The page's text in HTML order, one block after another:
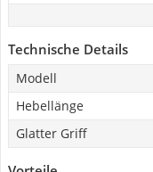
Technische Details
Modell
Hebellänge
Glatter Griff